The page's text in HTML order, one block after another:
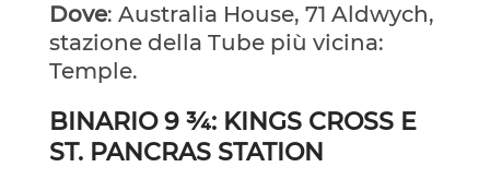
Dove: Australia House, 71 Aldwych,
stazione della Tube più vicina:
Temple.
BINARIO 9 ¾: KINGS CROSS E
ST. PANCRAS STATION